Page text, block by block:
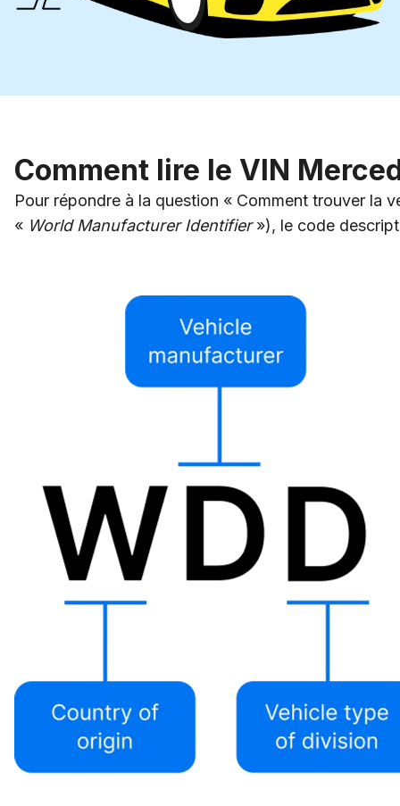
Comment lire le VIN
Pour répondre à la question « Comment trouver la
« World Manufacturer Identifier»), le code